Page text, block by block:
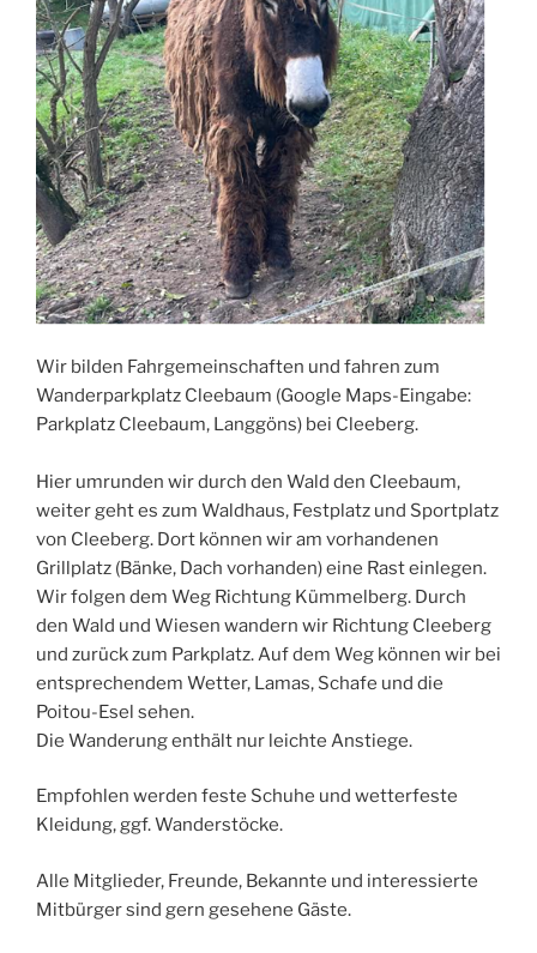
Wir bilden Fahrgemeinschaften und fahren zum
Wanderparkplatz Cleebaum (Google Maps-Eingabe:
Parkplatz Cleebaum, Langgöns) bei Cleeberg.
Hier umrunden wir durch den Wald den Cleebaum,
weiter geht es zum Waldhaus, Festplatz und Sportplatz
von Cleeberg. Dort können wir am vorhandenen
Grillplatz (Bänke, Dach vorhanden) eine Rast einlegen.
Wir folgen dem Weg Richtung Kümmelberg. Durch
den Wald und Wiesen wandern wir Richtung Cleeberg
und zurück zum Parkplatz. Auf dem Weg können wir bei
entsprechendem Wetter, Lamas, Schafe und die
Poitou-Esel sehen.
Die Wanderung enthält nur leichte Anstiege.
Empfohlen werden feste Schuhe und wetterfeste
Kleidung, ggf. Wanderstöcke.
Alle Mitglieder, Freunde, Bekannte und interessierte
Mitbürger sind gern gesehene Gäste.